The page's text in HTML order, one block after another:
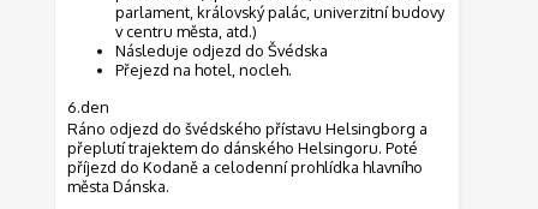
parlament, královský palác, univerzitní budovy
v centru města, atd.)
Následuje odjezd do Švédska
Přejezd na hotel, nocleh.
6.den
Ráno odjezd do švédského přístavu Helsingborg a
přeplutí trajektem do dánského Helsingoru. Poté
příjezd do Kodaně a celodenní prohlídka hlavního
města Dánska.